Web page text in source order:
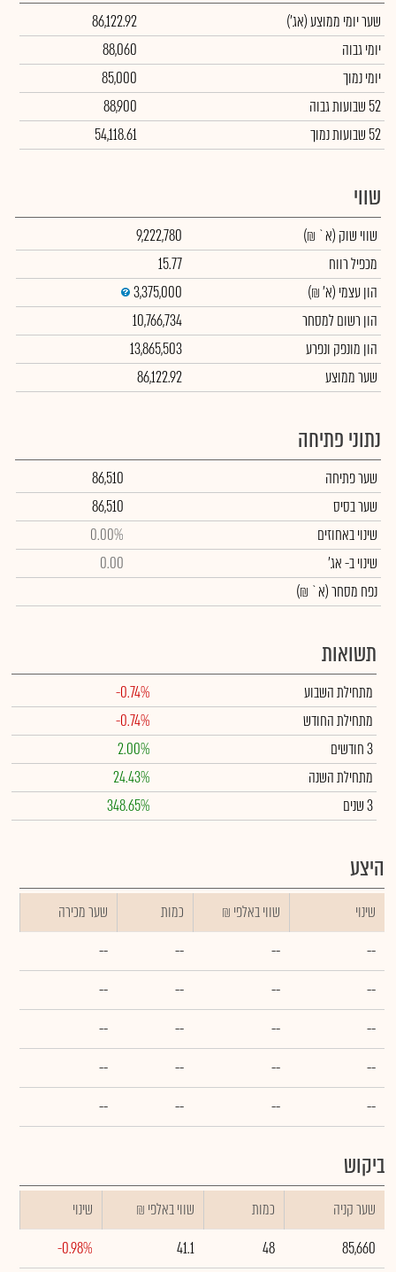
שער יומי ממוצע(אג')
86,122.92
יומי גבוה
88,060
יומי נמוך
85,000
52 שבועות גבוה
88,900
52 שבועות נמוך
54,118.61
שווי
שווי שוק (א` ₪)
9,222,780
מכפיל רווח
15.77
הון עצמי (א' ₪)
3,375,000
הון רשום למסחר
10,766,734
הון מונפק ונפרע
13,865,503
שער ממוצע
86,122.92
נתוני פתיחה
שער פתיחה
86,510
שער בסיס
86,510
שינוי באחוזים
0.00%
שינויב- אג'
0.00
נפח מסחר(א` ₪)
תשואות
מתחילת השבוע
-0.74%
מתחילת החודש
-0.74%
3 חודשים
2.00%
מתחילת השנה
24.43%
3 שנים
348.65%
היצע
שינוי ₪ שווי באלפי כמות
שער מכירה
--
--
--
--
--
--
--
--
--
--
--
--
--
--
--
--
--
--
--
--
ביקוש
שער קניה כמות ₪ שווי באלפי
שינוי
85,660
48
41.1
-0.98%